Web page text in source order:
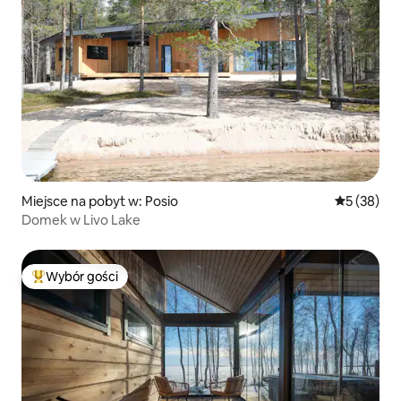
Miejsce na pobyt w: Posio Średnia
5 (38)
Domek w Livo Lake
Najpopularniejsze z kategorii Wybór gości
Wybór gości